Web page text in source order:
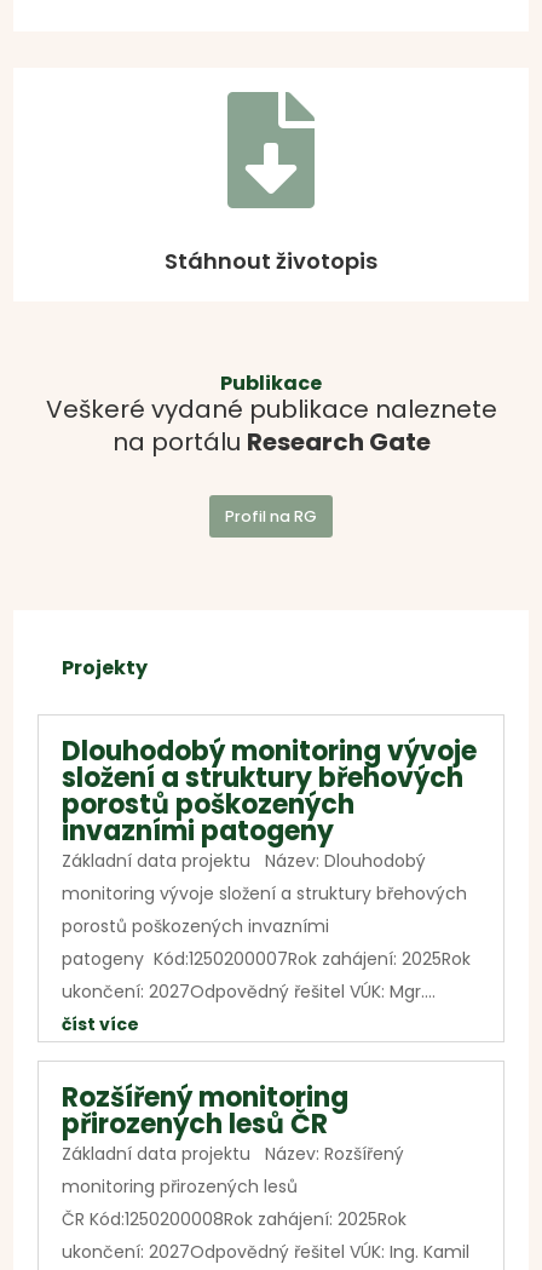

Stáhnout životopis
Publikace
Veškeré vydané publikace naleznete
na portálu Research Gate
Profil na RG
Projekty
Dlouhodobý monitoring vývoje
složení a struktury břehových
porostů poškozených
invazními patogeny
Základní data projektu Název: Dlouhodobý
monitoring vývoje složení a struktury břehových
porostů poškozených invazními
patogeny Kód:1250200007Rok zahájení: 2025Rok
ukončení: 2027Odpovědný řešitel VÚK: Mgr....
číst více
Rozšířený monitoring
přirozených lesů ČR
Základní data projektu Název: Rozšířený
monitoring přirozených lesů
ČR Kód:1250200008Rok zahájení: 2025Rok
ukončení: 2027Odpovědný řešitel VÚK: Ing. Kamil